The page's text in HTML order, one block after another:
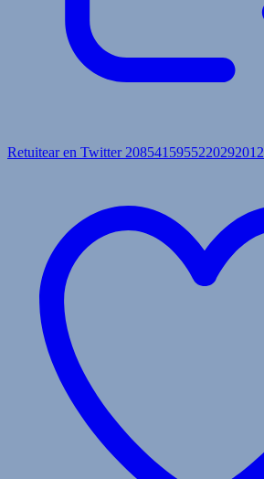
Retuitear en Twitter 2085415955220292012